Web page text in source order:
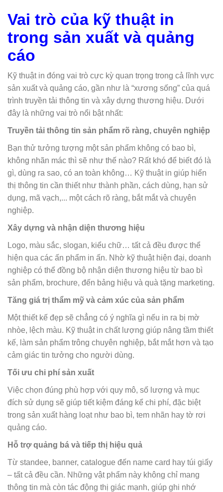
Vai trò của kỹ thuật in
trong sản xuất và quảng
cáo
Kỹ thuật in đóng vai trò cực kỳ quan trọng trong cả lĩnh vực
sản xuất và quảng cáo, gần như là “xương sống” của quá
trình truyền tải thông tin và xây dựng thương hiệu. Dưới
đây là những vai trò nổi bật nhất:
Truyền tải thông tin sản phẩm rõ ràng, chuyên nghiệp
Bạn thử tưởng tượng một sản phẩm không có bao bì,
không nhãn mác thì sẽ như thế nào? Rất khó để biết đó là
gì, dùng ra sao, có an toàn không… Kỹ thuật in giúp hiển
thị thông tin cần thiết như thành phần, cách dùng, hạn sử
dụng, mã vạch,... một cách rõ ràng, bắt mắt và chuyên
nghiệp.
Xây dựng và nhận diện thương hiệu
Logo, màu sắc, slogan, kiểu chữ… tất cả đều được thể
hiện qua các ấn phẩm in ấn. Nhờ kỹ thuật hiện đại, doanh
nghiệp có thể đồng bộ nhận diện thương hiệu từ bao bì
sản phẩm, brochure, đến bảng hiệu và quà tặng marketing.
Tăng giá trị thẩm mỹ và cảm xúc của sản phẩm
Một thiết kế đẹp sẽ chẳng có ý nghĩa gì nếu in ra bị mờ
nhòe, lệch màu. Kỹ thuật in chất lượng giúp nâng tầm thiết
kế, làm sản phẩm trông chuyên nghiệp, bắt mắt hơn và tạo
cảm giác tin tưởng cho người dùng.
Tối ưu chi phí sản xuất
Việc chọn đúng phù hợp với quy mô, số lượng và mục
đích sử dụng sẽ giúp tiết kiệm đáng kể chi phí, đặc biệt
trong sản xuất hàng loạt như bao bì, tem nhãn hay tờ rơi
quảng cáo.
Hỗ trợ quảng bá và tiếp thị hiệu quả
Từ standee, banner, catalogue đến name card hay túi giấy
– tất cả đều cần. Những vật phẩm này không chỉ mang
thông tin mà còn tác động thị giác mạnh, giúp ghi nhớ